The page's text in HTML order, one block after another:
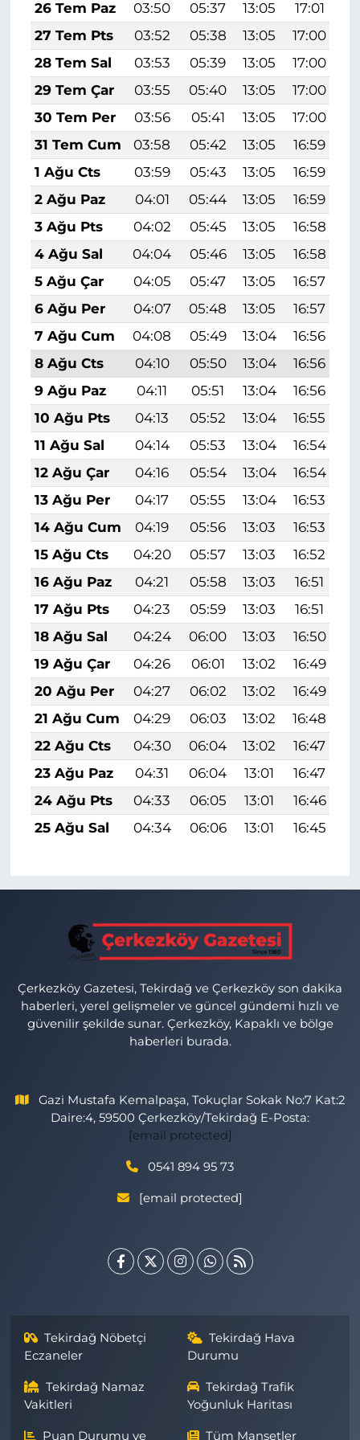
26 Tem Paz
03:50 05:37 13:05 17:01
27 Tem Pts
03:52 05:38 13:05 17:00
28 Tem Sal
03:53 05:39 13:05 17:00
29 Tem Çar
03:55 05:40 13:05 17:00
30 Tem Per
03:56 05:41 13:05 17:00
31 Tem Cum
03:58 05:42 13:05 16:59
1 Ağu Cts
03:59 05:43 13:05 16:59
2 Ağu Paz
04:01 05:44 13:05 16:59
3 Ağu Pts
04:02 05:45 13:05 16:58
4 Ağu Sal
04:04 05:46 13:05 16:58
5 Ağu Çar
04:05 05:47 13:05 16:57
6 Ağu Per
04:07 05:48 13:05 16:57
7 Ağu Cum
04:08 05:49 13:04 16:56
8 Ağu Cts
04:10 05:50 13:04 16:56
9 Ağu Paz
04:11 05:51 13:04 16:56
10 Ağu Pts
04:13 05:52 13:04 16:55
11 Ağu Sal
04:14 05:53 13:04 16:54
12 Ağu Çar
04:16 05:54 13:04 16:54
13 Ağu Per
04:17 05:55 13:04 16:53
14 Ağu Cum
04:19 05:56 13:03 16:53
15 Ağu Cts
04:20 05:57 13:03 16:52
16 Ağu Paz
04:21 05:58 13:03 16:51
17 Ağu Pts
04:23 05:59 13:03 16:51
18 Ağu Sal
04:24 06:00 13:03 16:50
19 Ağu Çar
04:26 06:01 13:02 16:49
20 Ağu Per
04:27 06:02 13:02 16:49
21 Ağu Cum
04:29 06:03 13:02 16:48
22 Ağu Cts
04:30 06:04 13:02 16:47
23 Ağu Paz
04:31 06:04 13:01 16:47
24 Ağu Pts
04:33 06:05 13:01 16:46
25 Ağu Sal
04:34 06:06 13:01 16:45
Çerkezköy Gazetesi, Tekirdağ ve Çerkezköy son dakika
haberleri, yerel gelişmeler ve güncel gündemi hızlı ve
güvenilir şekilde sunar. Çerkezköy, Kapaklı ve bölge
haberleri burada.
Gazi Mustafa Kemalpaşa, Tokuçlar Sokak No:7 Kat:2
Daire:4, 59500 Çerkezköy/Tekirdağ E-Posta:
[email protected]
0541 894 95 73
[email protected]
Tekirdağ Nöbetçi
Eczaneler
Tekirdağ Hava
Durumu
Tekirdağ Namaz
Vakitleri
Tekirdağ Trafik
Yoğunluk Haritası
Puan Durumu ve Tüm Manşetler